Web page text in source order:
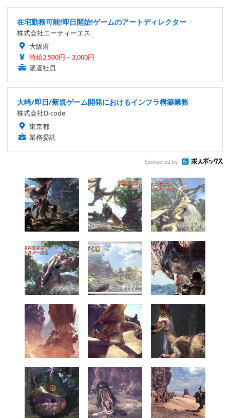
在宅勤務可能!即日開始!ゲームのアートディレクター
株式会社エーティーエス
大阪府
時給2,500円～3,000円
派遣社員
大崎/即日/新規ゲーム開発におけるインフラ構築業務
株式会社D-code
東京都
業務委託
Sponsored by